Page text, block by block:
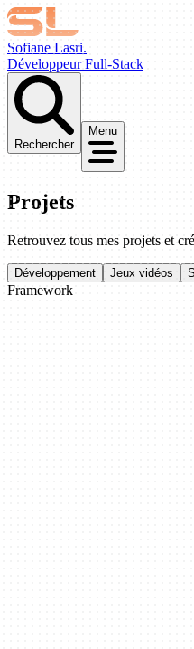
Sofiane Lasri.
Développeur Full-Stack
Rechercher
Menu
Projets
Retrouvez tous mes projets et
Développement Jeux vidéos
Framework